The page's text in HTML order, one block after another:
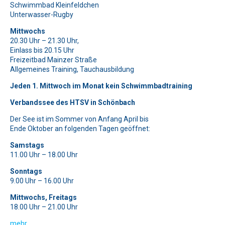
Symbol
Bitte beweise, dass du kein Spambot bist und wähle das
Bitte lasse dieses Feld leer.
Bitte beweise, dass du kein Spambot bist und wähle das
Bitte lasse dieses Feld leer.
Bitte beweise, dass du kein Spambot bist und wähle das
SymbolFlagge
Schwimmbad Kleinfeldchen
Unterwasser-Rugby
Mittwochs
20.30 Uhr – 21.30 Uhr,
Einlass bis 20.15 Uhr
Freizeitbad Mainzer Straße
Allgemeines Training, Tauchausbildung
Jeden 1. Mittwoch im Monat kein Schwimmbadtraining
Verbandssee des HTSV in Schönbach
Der See ist im Sommer von Anfang April bis
Ende Oktober an folgenden Tagen geöffnet:
Samstags
11.00 Uhr – 18.00 Uhr
Sonntags
9.00 Uhr – 16.00 Uhr
Mittwochs, Freitags
18.00 Uhr – 21.00 Uhr
mehr…